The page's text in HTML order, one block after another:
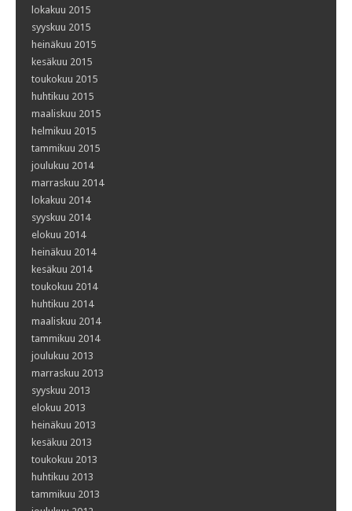
lokakuu 2015
syyskuu 2015
heinäkuu 2015
kesäkuu 2015
toukokuu 2015
huhtikuu 2015
maaliskuu 2015
helmikuu 2015
tammikuu 2015
joulukuu 2014
marraskuu 2014
lokakuu 2014
syyskuu 2014
elokuu 2014
heinäkuu 2014
kesäkuu 2014
toukokuu 2014
huhtikuu 2014
maaliskuu 2014
tammikuu 2014
joulukuu 2013
marraskuu 2013
syyskuu 2013
elokuu 2013
heinäkuu 2013
kesäkuu 2013
toukokuu 2013
huhtikuu 2013
tammikuu 2013